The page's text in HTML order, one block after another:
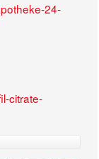
24-
citrate-